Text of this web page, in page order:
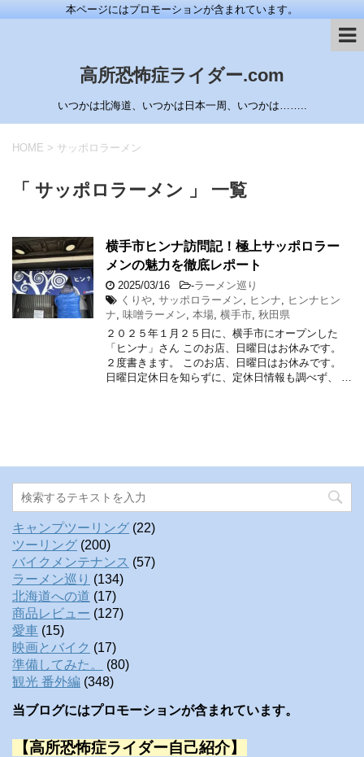
本ページにはプロモーションが含まれています。
高所恐怖症ライダー.com
いつかは北海道、いつかは日本一周、いつかは……..
HOME > サッポロラーメン
「 サッポロラーメン 」 一覧
横手市ヒンナ訪問記！極上サッポロラー
メンの魅力を徹底レポート
2025/03/16 -ラーメン巡り
くりや サッポロラーメン ヒンナ
ヒンナヒン
ナ 味噌ラーメン 本場 横手市 秋田県
２０２５年１月２５日に、横手市にオープンした
「ヒンナ」さん このお店、日曜日はお休みです。
２度書きます。 このお店、日曜日はお休みです。
日曜日定休日を知らずに、定休日情報も調べず、 …
キャンプツーリング (22)
ツーリング (200)
バイクメンテナンス (57)
ラーメン巡り (134)
北海道への道 (17)
商品レビュー (127)
愛車 (15)
映画とバイク (17)
準備してみた。
(80)
観光 番外編 (348)
当ブログにはプロモーションが含まれています。
【高所恐怖症ライダー自己紹介】